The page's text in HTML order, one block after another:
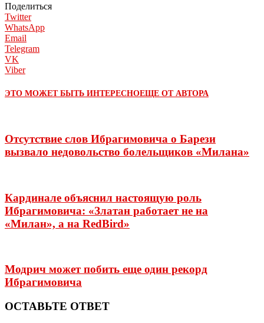
Поделиться
Twitter
WhatsApp
Email
Telegram
VK
Viber
ЭТО МОЖЕТ БЫТЬ ИНТЕРЕСНОЕЩЕ ОТ АВТОРА
Отсутствие слов Ибрагимовича о Барези
вызвало недовольство болельщиков «Милана»
Кардинале объяснил настоящую роль
Ибрагимовича: «Златан работает не на
«Милан», а на RedBird»
Модрич может побить еще один рекорд
Ибрагимовича
ОСТАВЬТЕ ОТВЕТ